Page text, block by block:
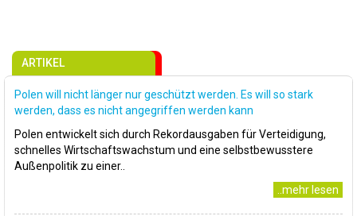
ARTIKEL
Polen will nicht länger nur geschützt werden. Es will so stark
werden, dass es nicht angegriffen werden kann
Polen entwickelt sich durch Rekordausgaben für Verteidigung,
schnelles Wirtschaftswachstum und eine selbstbewusstere
Außenpolitik zu einer..
..mehr lesen